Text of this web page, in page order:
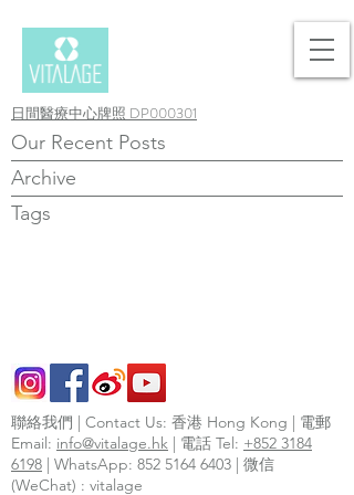
日間醫療中心牌照 DP000301
Our Recent Posts
Archive
Tags
聯絡我們 | Contact Us: 香港 Hong Kong | 電郵
Email: info@vitalage.hk | 電話 Tel: +852 3184
6198 | WhatsApp: 852 5164 6403 | 微信
(WeChat) : vitalage